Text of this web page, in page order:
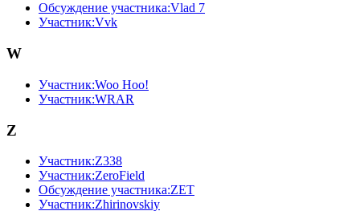
Обсуждение участника:Vlad 7
Участник:Vvk
W
Участник:Woo Hoo!
Участник:WRAR
Z
Участник:Z338
Участник:ZeroField
Обсуждение участника:ZET
Участник:Zhirinovskiy